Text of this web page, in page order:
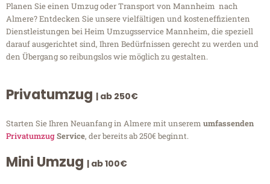
Planen Sie einen Umzug oder Transport von Mannheim nach
Almere? Entdecken Sie unsere vielfältigen und kosteneffizienten
Dienstleistungen bei Heim Umzugsservice Mannheim, die speziell
darauf ausgerichtet sind, Ihren Bedürfnissen gerecht zu werden und
den Übergang so reibungslos wie möglich zu gestalten.
Privatumzug | ab 250€
Starten Sie Ihren Neuanfang in Almere mit unserem umfassenden
PrivatumzugService, der bereits ab 250€ beginnt.
Mini Umzug | ab 100€